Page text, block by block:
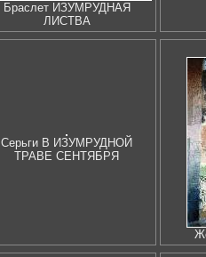
Браслет ИЗУМРУДНАЯ
ЛИСТВА
Серьги В ИЗУМРУДНОЙ
ТРАВЕ СЕНТЯБРЯ